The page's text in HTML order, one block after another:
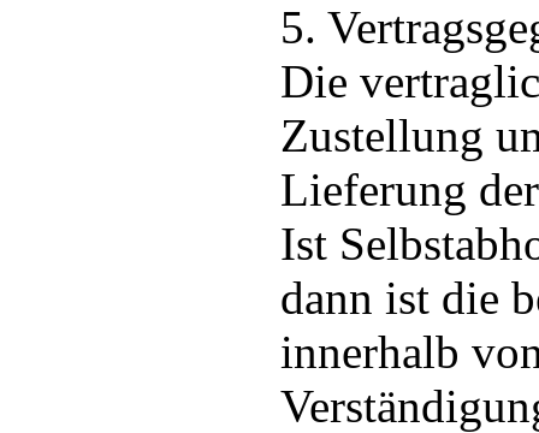
5.
Die
Zustellung
Lieferung
Ist
dann ist die
innerhalb